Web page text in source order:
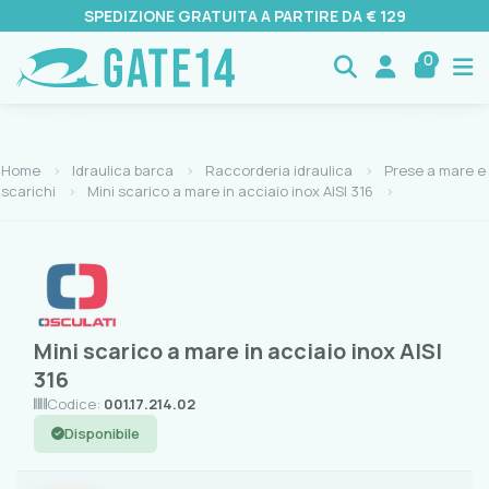
SPEDIZIONE GRATUITA A PARTIRE DA € 129
0
Home Idraulica barca Raccorderia idraulica
Prese a mare e
scarichi
Mini scarico a mare in acciaio inox AISI 316
Mini scarico a mare in acciaio inox AISI
316
Codice: 001.17.214.02
Disponibile